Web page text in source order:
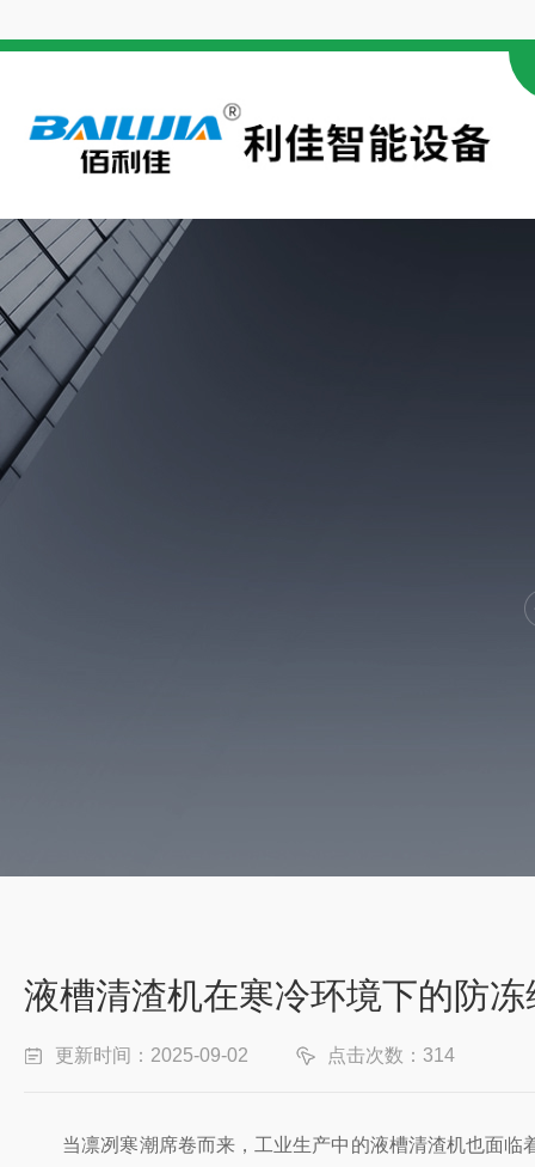
液槽清渣机在寒冷环境下的防
更新时间：2025-09-02 点击次数：314
当凛冽寒潮席卷而来，工业生产中的液槽清渣机也面临